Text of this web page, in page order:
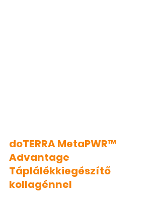
doTERRA MetaPWR™
Advantage
Táplálékkiegészítő
kollagénnel